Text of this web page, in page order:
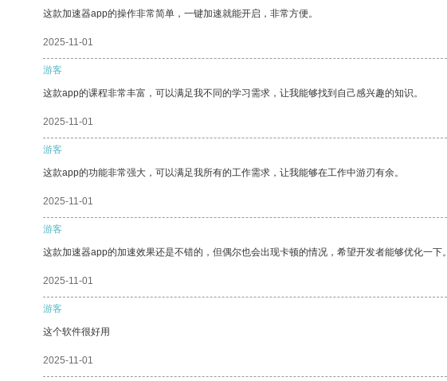
这款加速器app的操作非常简单，一键加速就能开启，非常方便。
2025-11-01
游客
这款app的课程非常丰富，可以满足我不同的学习需求，让我能够找到自己感兴趣的知识。
2025-11-01
游客
这款app的功能非常强大，可以满足我所有的工作需求，让我能够在工作中游刃有余。
2025-11-01
游客
这款加速器app的加速效果还是不错的，但偶尔也会出现卡顿的情况，希望开发者能够优化一下。
2025-11-01
游客
这个软件很好用
2025-11-01